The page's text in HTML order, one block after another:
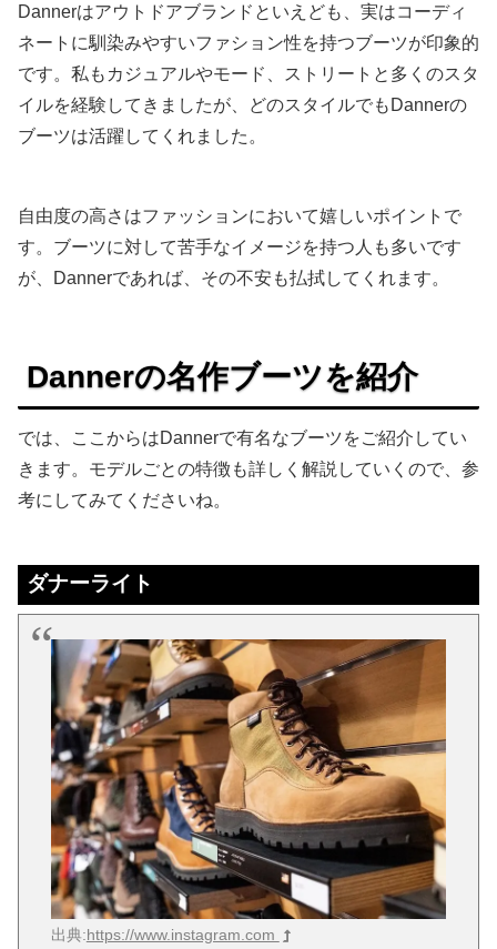
Dannerはアウトドアブランドといえども、実はコーディ
ネートに馴染みやすいファション性を持つブーツが印象的
です。私もカジュアルやモード、ストリートと多くのスタ
イルを経験してきましたが、どのスタイルでもDannerの
ブーツは活躍してくれました。
自由度の高さはファッションにおいて嬉しいポイントで
す。ブーツに対して苦手なイメージを持つ人も多いです
が、Dannerであれば、その不安も払拭してくれます。
Dannerの名作ブーツを紹介
では、ここからはDannerで有名なブーツをご紹介してい
きます。モデルごとの特徴も詳しく解説していくので、参
考にしてみてくださいね。
ダナーライト
出典:https://www.instagram.com